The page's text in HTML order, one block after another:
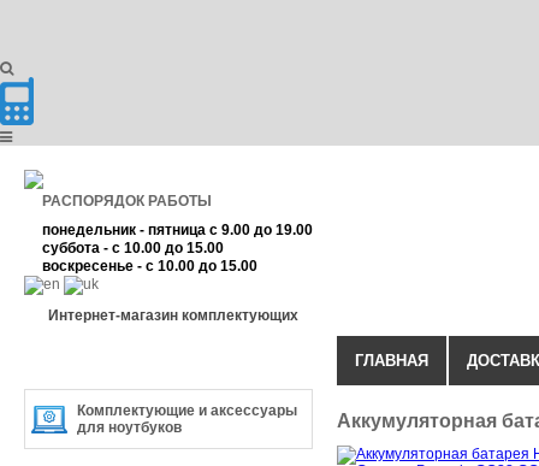
РАСПОРЯДОК РАБОТЫ
понедельник - пятница с 9.00 до 19.00
суббота - с 10.00 до 15.00
воскресенье - с 10.00 до 15.00
Интернет-магазин комплектующих
Комплектующие и аксессуары
для ноутбуков
ГЛАВНАЯ
Аккумуляторная